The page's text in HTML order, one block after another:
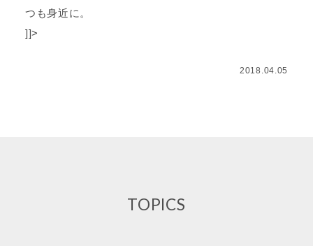
つも身近に。
]]>
2018.04.05
TOPICS